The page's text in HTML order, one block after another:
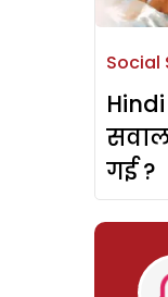
Social
गई ?